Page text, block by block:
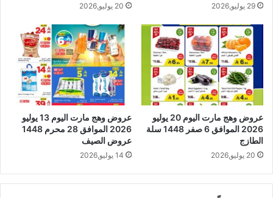
29 يوليو,2026 20 يوليو,2026
عروض وهج مارت اليوم 20 يوليو
2026 الموافق 6 صفر 1448 سلة
الطازج
20 يوليو,2026
عروض وهج مارت اليوم 13 يوليو
2026 الموافق 28 محرم 1448
عروض الصيف
14 يوليو,2026